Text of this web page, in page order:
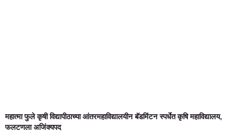
महात्मा फुले कृषी विद्यापीठाच्या आंतरमहाविद्यालयीन बॅडमिंटन स्पर्धेत कृषि महाविद्यालय,
फलटणला अजिंक्यपद